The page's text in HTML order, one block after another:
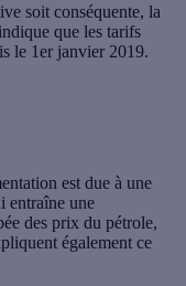
soit conséquente, la
que les tarifs
le 1er janvier 2019.
est due à une
entraîne une
des prix du pétrole,
également ce